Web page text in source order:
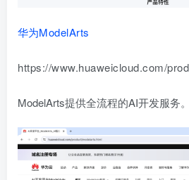
华为ModelArts
https://www.huaweicloud.com/
ModelArts提供全流程的AI开发服务。